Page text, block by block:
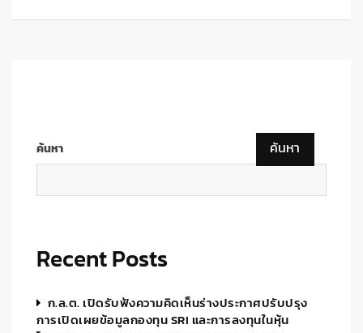
ค้นหา ค้นหา
Recent Posts
ก.ล.ต. เปิดรับฟังความคิดเห็นร่างประกาศปรับปรุง
การเปิดเผยข้อมูลกองทุน SRI และการลงทุนในหุ้น